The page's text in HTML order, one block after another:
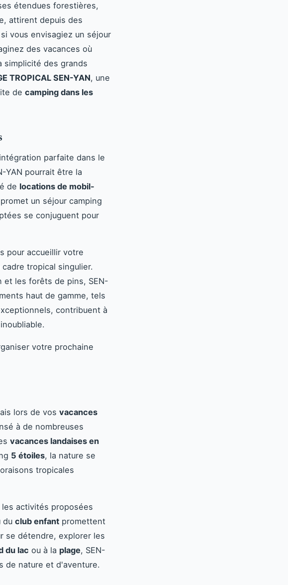
étendues forestières,
attirent depuis des
vous envisagiez un séjour
des vacances où
simplicité des grands
TROPICAL SEN-YAN, une
de camping dans les
parfaite dans le
YAN pourrait être la
de locations de mobil-
un séjour camping
se conjuguent pour
pour accueillir votre
tropical singulier.
et les forêts de pins, SEN-
haut de gamme, tels
contribuent à
votre prochaine
lors de vos vacances
à de nombreuses
vacances landaises en
5 étoiles, la nature se
tropicales
activités proposées
du club enfant promettent
se détendre, explorer les
du lac ou à la plage, SEN-
de nature et d'aventure.